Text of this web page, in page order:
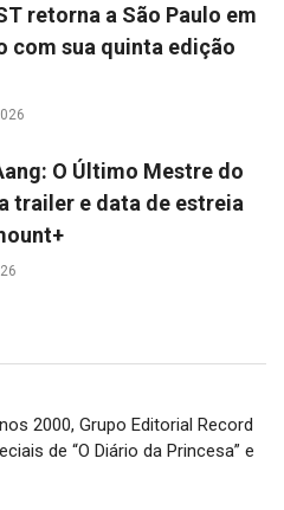
retorna a São Paulo em
com sua quinta edição
O Último Mestre do
trailer e data de estreia
2000, Grupo Editorial Record
de “O Diário da Princesa” e